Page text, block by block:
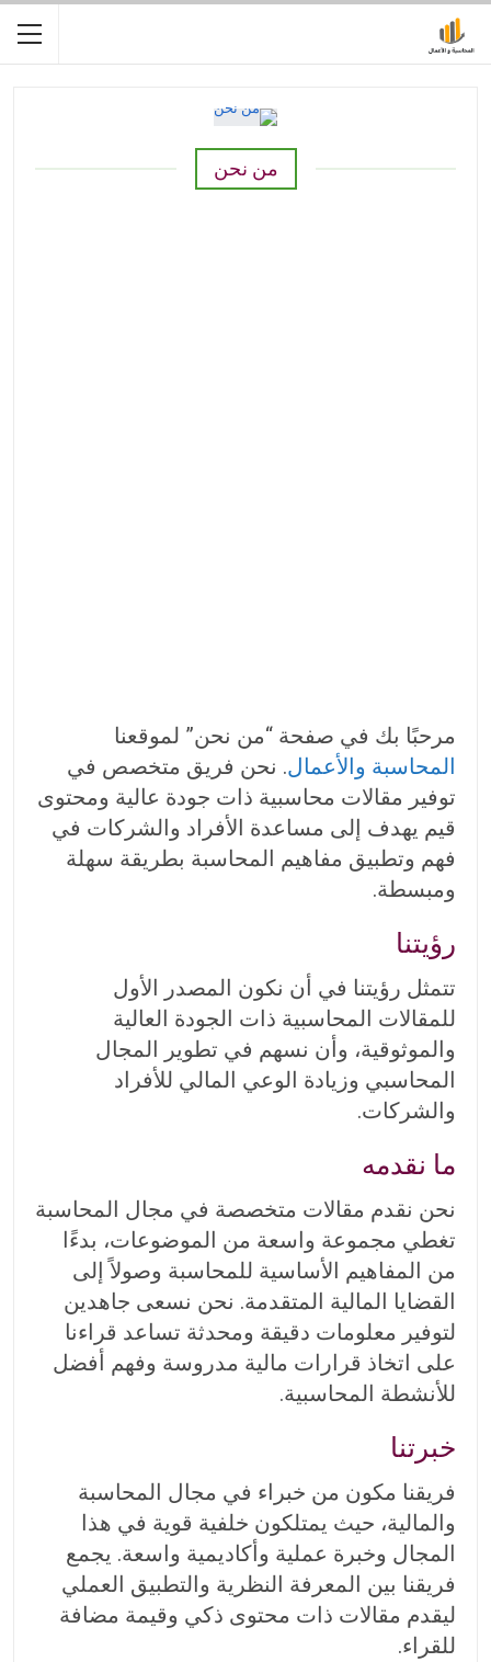
من نحن
مرحبًا بك في صفحة “من نحن” لموقعنا
المحاسبة والأعمال. نحن فريق متخصص في
توفير مقالات محاسبية ذات جودة عالية ومحتوى
قيم يهدف إلى مساعدة الأفراد والشركات في
فهم وتطبيق مفاهيم المحاسبة بطريقة سهلة
ومبسطة.
رؤيتنا
تتمثل رؤيتنا في أن نكون المصدر الأول
للمقالات المحاسبية ذات الجودة العالية
والموثوقية، وأن نسهم في تطوير المجال
المحاسبي وزيادة الوعي المالي للأفراد
والشركات.
ما نقدمه
نحن نقدم مقالات متخصصة في مجال المحاسبة
تغطي مجموعة واسعة من الموضوعات، بدءًا
من المفاهيم الأساسية للمحاسبة وصولاً إلى
القضايا المالية المتقدمة. نحن نسعى جاهدين
لتوفير معلومات دقيقة ومحدثة تساعد قراءنا
على اتخاذ قرارات مالية مدروسة وفهم أفضل
للأنشطة المحاسبية.
خبرتنا
فريقنا مكون من خبراء في مجال المحاسبة
والمالية، حيث يمتلكون خلفية قوية في هذا
المجال وخبرة عملية وأكاديمية واسعة. يجمع
فريقنا بين المعرفة النظرية والتطبيق العملي
ليقدم مقالات ذات محتوى ذكي وقيمة مضافة
للقراء.